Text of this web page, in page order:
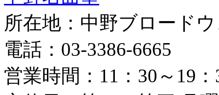
所在地：中野ブロード
電話：03-3386-6665
営業時間：11：30～19：